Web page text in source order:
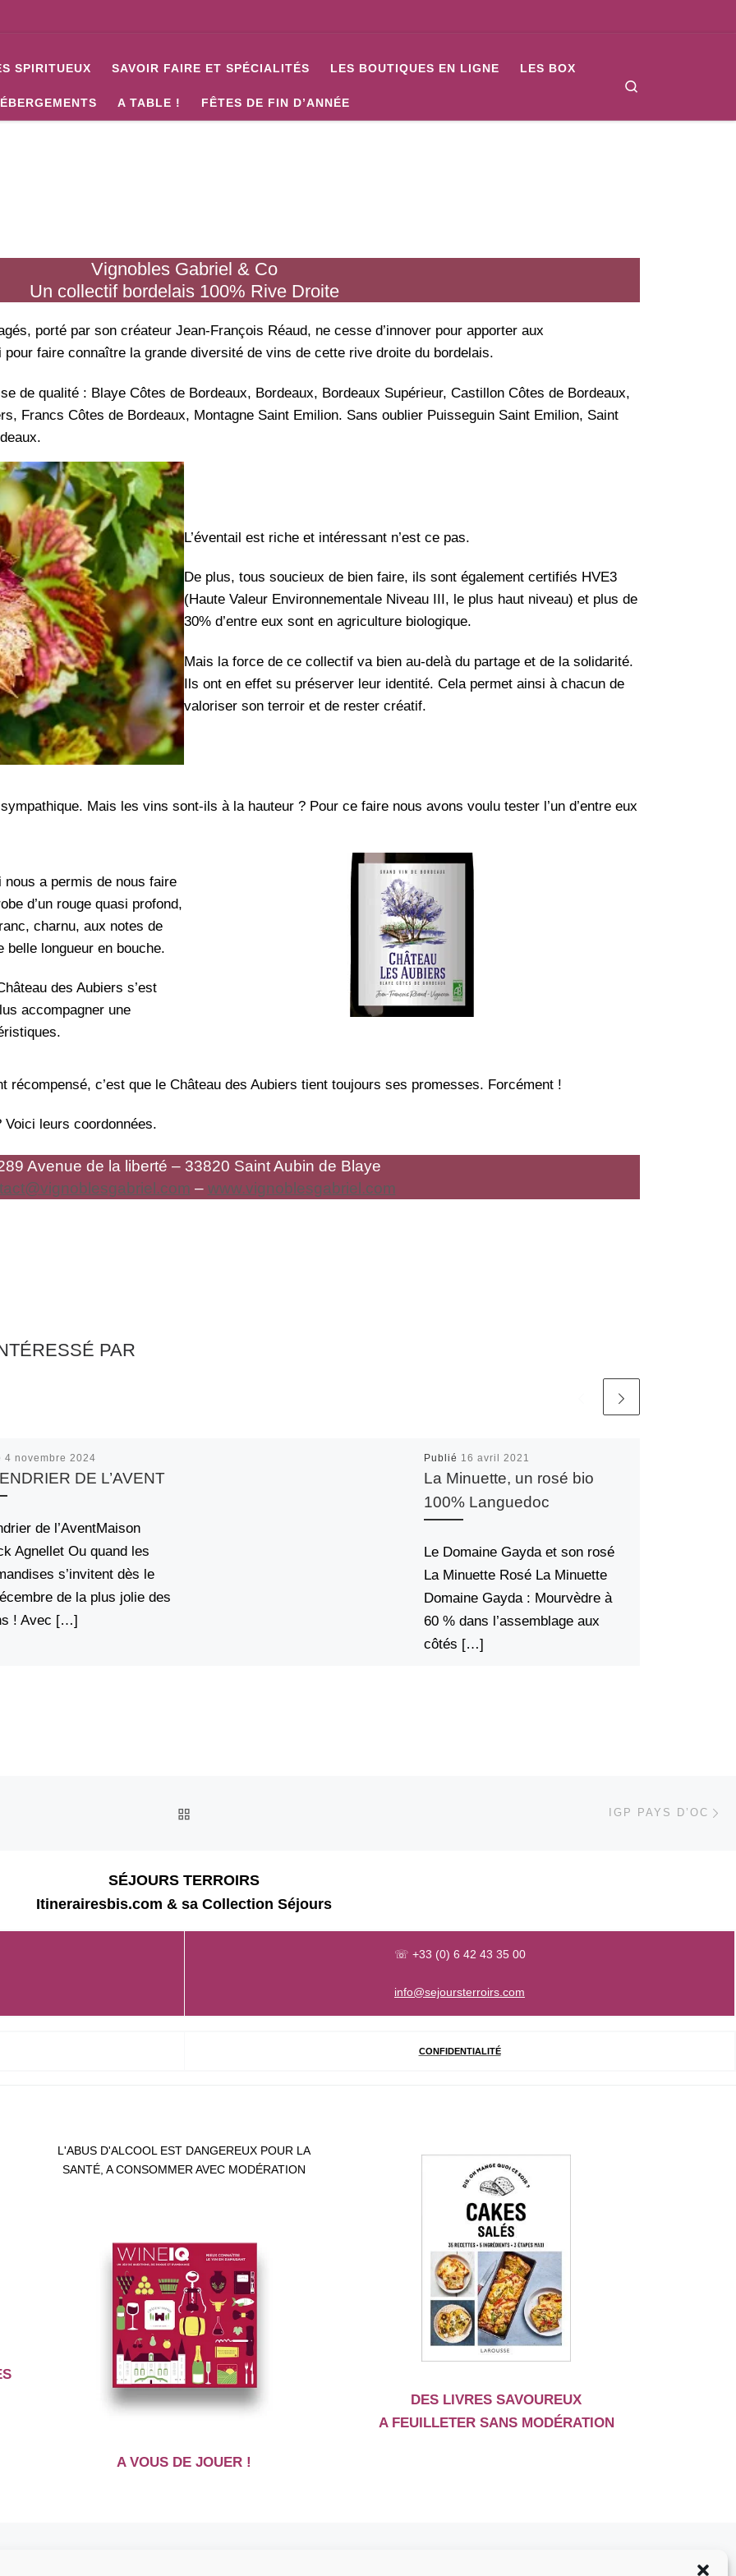
SPIRITUEUX SAVOIR FAIRE ET SPÉCIALITÉS LES BOUTIQUES EN LIGNE LES BOX
A TABLE ! FÊTES DE FIN D’ANNÉE
Vignobles Gabriel & Co
Un collectif bordelais 100% Rive Droite
porté par son créateur Jean-François Réaud, ne cesse d’innover pour apporter aux
faire connaître la grande diversité de vins de cette rive droite du bordelais.
de qualité : Blaye Côtes de Bordeaux, Bordeaux, Bordeaux Supérieur, Castillon Côtes de Bordeaux,
Francs Côtes de Bordeaux, Montagne Saint Emilion. Sans oublier Puisseguin Saint Emilion, Saint
L’éventail est riche et intéressant n’est ce pas.
De plus, tous soucieux de bien faire, ils sont également certifiés HVE3
(Haute Valeur Environnementale Niveau III, le plus haut niveau) et plus de
30% d’entre eux sont en agriculture biologique.
Mais la force de ce collectif va bien au-delà du partage et de la solidarité.
Ils ont en effet su préserver leur identité. Cela permet ainsi à chacun de
valoriser son terroir et de rester créatif.
Mais les vins sont-ils à la hauteur ? Pour ce faire nous avons voulu tester l’un d’entre eux
nous a permis de nous faire
d’un rouge quasi profond,
charnu, aux notes de
longueur en bouche.
des Aubiers s’est
accompagner une
récompensé, c’est que le Château des Aubiers tient toujours ses promesses. Forcément !
leurs coordonnées.
Avenue de la liberté – 33820 Saint Aubin de Blaye
– www.vignoblesgabriel.com
PAR
4 novembre 2024
DE L’AVENT
de l’AventMaison
Agnellet Ou quand les
s’invitent dès le
de la plus jolie des
! Avec […]
Publié 16 avril 2021
La Minuette, un rosé bio
100% Languedoc
Le Domaine Gayda et son rosé
La Minuette Rosé La Minuette
Domaine Gayda : Mourvèdre à
60 % dans l’assemblage aux
côtés […]
IGP PAYS D’OC
SÉJOURS TERROIRS
Itinerairesbis.com & sa Collection Séjours
☏ +33 (0) 6 42 43 35 00
info@sejoursterroirs.com
CONFIDENTIALITÉ
L'ABUS D'ALCOOL EST DANGEREUX POUR LA
SANTÉ, A CONSOMMER AVEC MODÉRATION
A VOUS DE JOUER !
DES LIVRES SAVOUREUX
A FEUILLETER SANS MODÉRATION